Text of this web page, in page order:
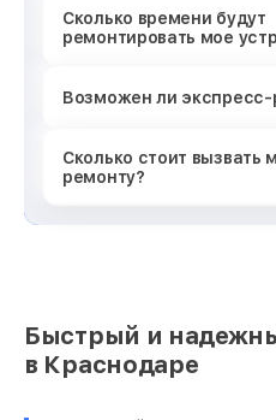
Сколько времени будут
ремонтировать мое
Возможен ли экспресс-
Сколько стоит вызвать
ремонту?
Быстрый и
в Краснодаре